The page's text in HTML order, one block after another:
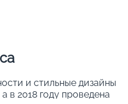
и стильные дизайны
в 2018 году проведена